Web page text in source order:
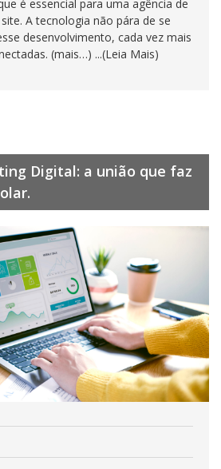
é essencial para uma agência de
A tecnologia não pára de se
desenvolvimento, cada vez mais
(mais…) ...(Leia Mais)
Digital: a união que faz